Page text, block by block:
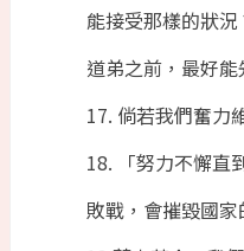
能接受那樣的狀
道弟之前，最好
17. 倘若我們奮力
18. 「努力不懈直
敗戰，會摧毀國